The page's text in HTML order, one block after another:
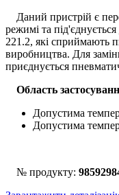
Даний пристрій є
режимі та
221.2, які сприймають
виробництва. Для
приєднується
Область
Допустима
Допустима
№ продукту: